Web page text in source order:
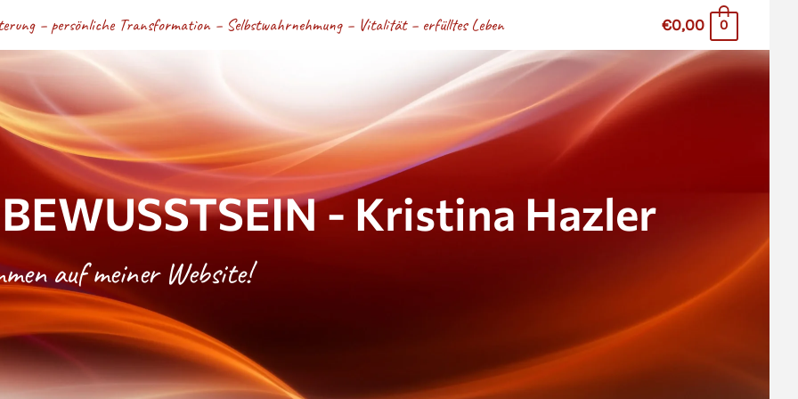
– persönliche Transformation – Selbstwahrnehmung – Vitalität – erfülltes Leben €0,00 0
- Kristina Hazler
auf meiner Website!